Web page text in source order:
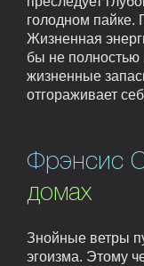
голодном пайке.
Жизненная
бы не полностью
жизненные
отгораживает
Фрэнсис
домах
Знойные ветры
эгоизма. Этому